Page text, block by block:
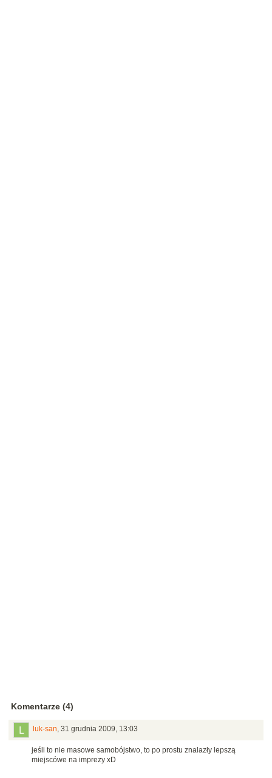
Komentarze (4)
luk-san, 31 grudnia 2009, 13:03
jeśli to nie masowe samobójstwo, to po prostu znalazły lepszą
miejscówe na imprezy xD